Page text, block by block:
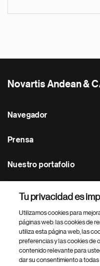
Novartis Andean &
Navegador
Prensa
Nuestro portafolio
Footer Site Search
Tu privacidad es
Utilizamos cookies para
páginas web: las cookies de
utiliza esta página web, las
preferencias y las cookies de
contenido relevante para
dar su consentimiento a